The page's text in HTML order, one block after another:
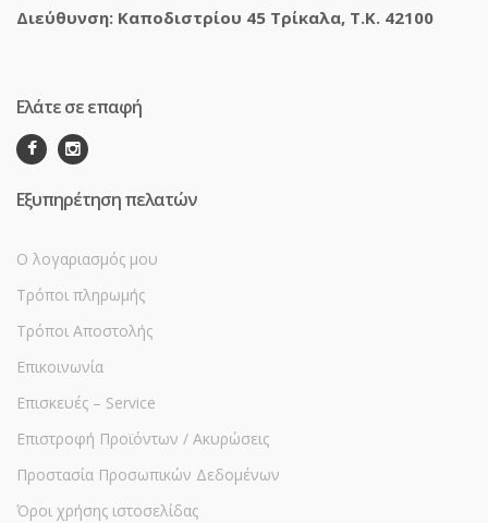
Διεύθυνση: Καποδιστρίου 45 Τρίκαλα, Τ.Κ. 42100
Ελάτε σε επαφή
Εξυπηρέτηση πελατών
Ο λογαριασμός μου
Τρόποι πληρωμής
Τρόποι Αποστολής
Επικοινωνία
Επισκευές – Service
Επιστροφή Προϊόντων / Ακυρώσεις
Προστασία Προσωπικών Δεδομένων
Όροι χρήσης ιστοσελίδας